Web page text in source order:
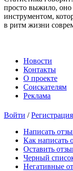
просто выжило,
инструментом,
в ритм жизни
Новости
Контакты
О проекте
Соискателям
Реклама
Войти /Регистрация
Написать
Как написать
Оставить
Черный
Негативные